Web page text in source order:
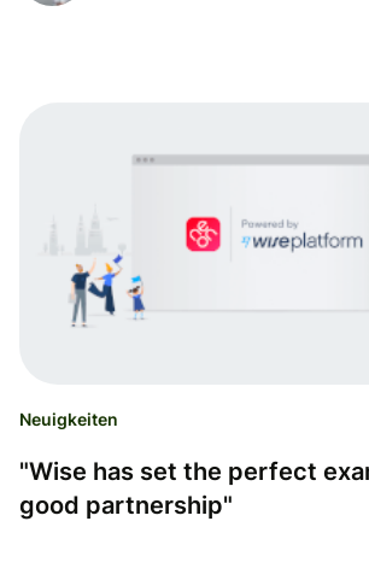
Neuigkeiten
"Wise has set the perfect
good partnership"